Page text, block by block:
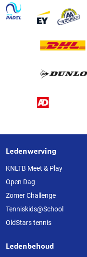
Over
deze
website
Ledenwerving
KNLTB Meet & Play
Open Dag
Zomer Challenge
Tenniskids@School
OldStars tennis
Ledenbehoud